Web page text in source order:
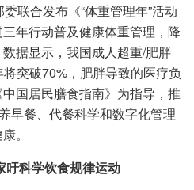
联合发布《“体重管理年”活动
年行动普及健康体重管理，降
据显示，我国成人超重/肥胖
突破70%，肥胖导致的医疗负
国居民膳食指南》为指导，推
早餐、代餐科学和数字化管理
。
吁科学饮食规律运动